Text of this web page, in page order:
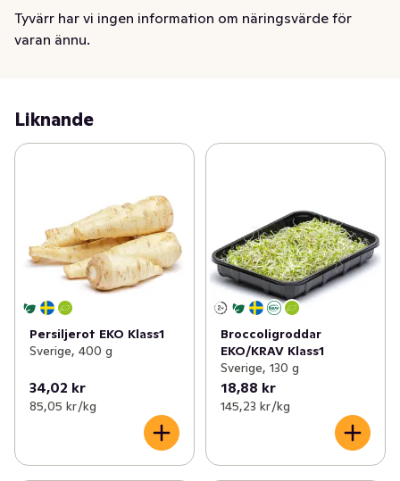
Tyvärr har vi ingen information om näringsvärde för
varan ännu.
Liknande
Persiljerot EKO Klass1
Sverige, 400 g
34,02 kr
85,05 kr /kg
Broccoligroddar
EKO/KRAV Klass1
Sverige, 130 g
18,88 kr
145,23 kr /kg